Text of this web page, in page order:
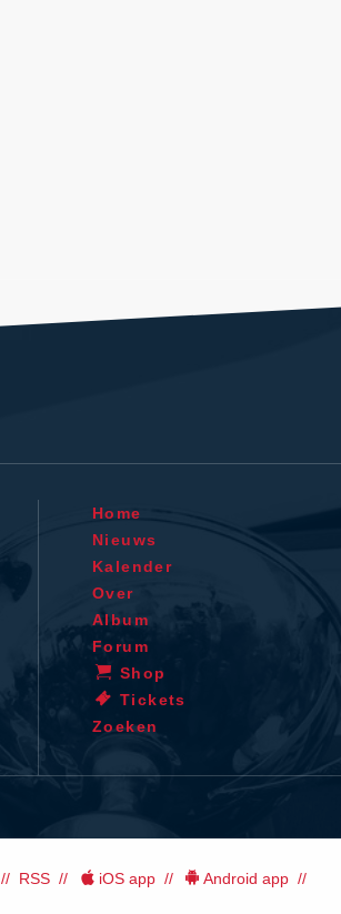
Home
Nieuws
Kalender
Over
Album
Forum
Shop
Tickets
Zoeken
RSS iOS app Android app